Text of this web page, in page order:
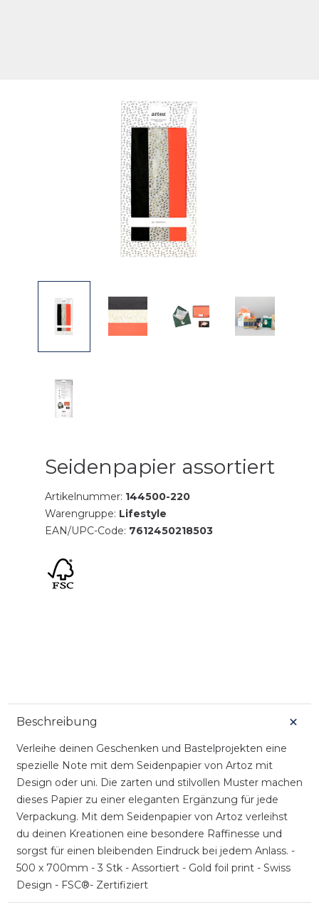
Seidenpapier assortiert
Artikelnummer: 144500-220
Warengruppe: Lifestyle
EAN/UPC-Code: 7612450218503
Beschreibung
Verleihe deinen Geschenken und Bastelprojekten eine
spezielle Note mit dem Seidenpapier von Artoz mit
Design oder uni. Die zarten und stilvollen Muster machen
dieses Papier zu einer eleganten Ergänzung für jede
Verpackung. Mit dem Seidenpapier von Artoz verleihst
du deinen Kreationen eine besondere Raffinesse und
sorgst für einen bleibenden Eindruck bei jedem Anlass. -
500 x 700mm - 3 Stk - Assortiert - Gold foil print - Swiss
Design - FSC®- Zertifiziert